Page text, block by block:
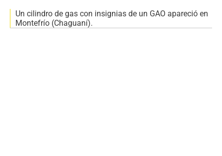
Un cilindro de gas con insignias de un GAO apareció en
Montefrío (Chaguaní).